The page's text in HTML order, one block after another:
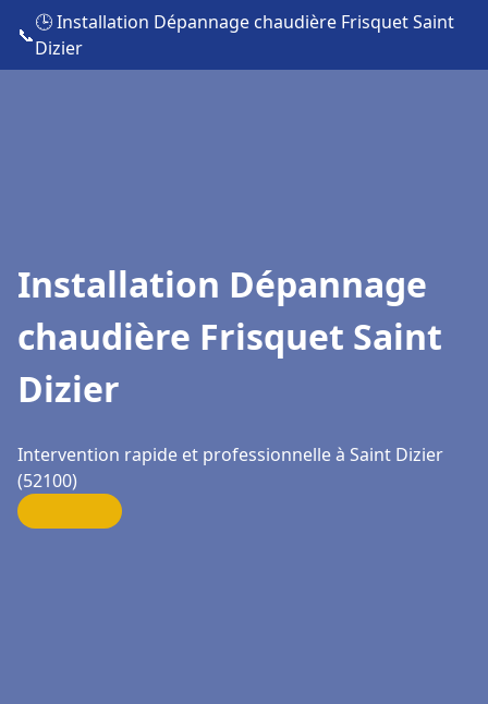
📞
🕒 Installation Dépannage chaudière Frisquet Saint
Dizier
Installation Dépannage
chaudière Frisquet Saint
Dizier
Intervention rapide et professionnelle à Saint Dizier
(52100)